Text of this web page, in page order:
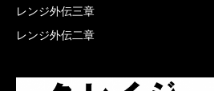
レンジ外伝三章
レンジ外伝二章